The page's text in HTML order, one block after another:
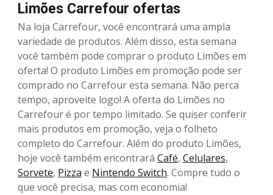
Limões Carrefour ofertas
Na loja Carrefour, você encontrará uma ampla
variedade de produtos. Além disso, esta semana
você também pode comprar o produto Limões em
oferta! O produto Limões em promoção pode ser
comprado no Carrefour esta semana. Não perca
tempo, aproveite logo! A oferta do Limões no
Carrefour é por tempo limitado. Se quiser conferir
mais produtos em promoção, veja o folheto
completo do Carrefour. Além do produto Limões,
hoje você também encontrará Café, Celulares,
Sorvete, Pizza e Nintendo Switch. Compre tudo o
que você precisa, mas com economia!